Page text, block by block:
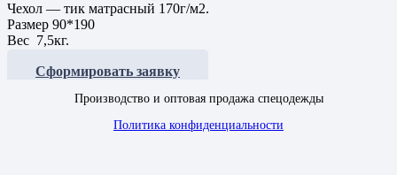
Чехол — тик матрасный 170г/м2.
Размер 90*190
Вес 7,5кг.
Сформировать заявку
Производство и оптовая продажа спецодежды
Политика конфиденциальности